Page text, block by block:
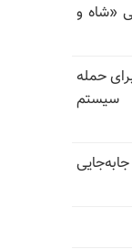
«شاه و
و ۵۹۵ تلاش برای حمله
سیستم